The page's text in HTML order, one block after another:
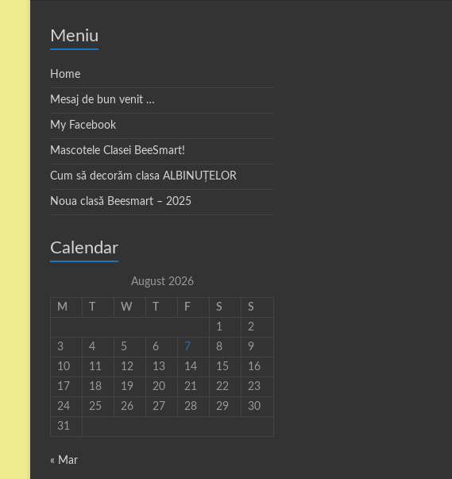
Meniu
Home
Mesaj de bun venit …
My Facebook
Mascotele Clasei BeeSmart!
Cum să decorăm clasa ALBINUȚELOR
Noua clasă Beesmart – 2025
Calendar
August 2026
M W F S
S
1
2
3
4 5 6 7 8
9
10
11 12 13 14 15
16
17
18 19 20 21 22
23
24
25 26 27 28 29
30
31
« Mar